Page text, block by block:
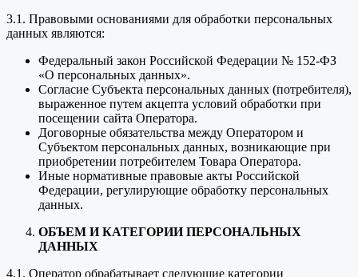
3.1. Правовыми основаниями для обработки персональных
данных являются:
Федеральный закон Российской Федерации № 152-ФЗ
«О персональных данных».
Согласие Субъекта персональных данных (потребителя),
выраженное путем акцепта условий обработки при
посещении сайта Оператора.
Договорные обязательства между Оператором и
Субъектом персональных данных, возникающие при
приобретении потребителем Товара Оператора.
Иные нормативные правовые акты Российской
Федерации, регулирующие обработку персональных
данных.
ОБЪЕМ И КАТЕГОРИИ ПЕРСОНАЛЬНЫХ
ДАННЫХ
4.1. Оператор обрабатывает следующие категории